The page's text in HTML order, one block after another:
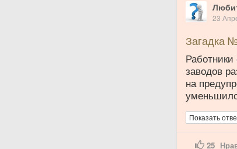
23
Загадка
заводов
на
Показать
25